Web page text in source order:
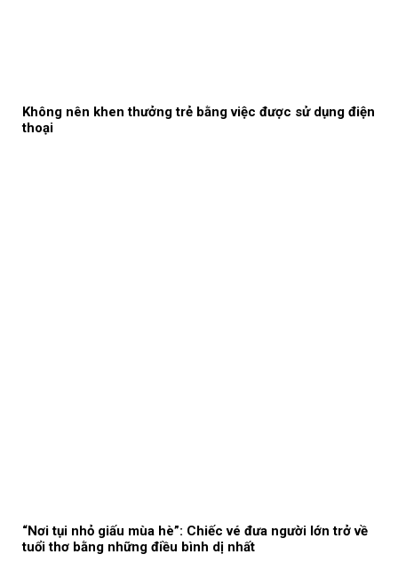
Không nên khen thưởng trẻ bằng việc được sử dụng điện
thoại
“Nơi tụi nhỏ giấu mùa hè”: Chiếc vé đưa người lớn trở về
tuổi thơ bằng những điều bình dị nhất